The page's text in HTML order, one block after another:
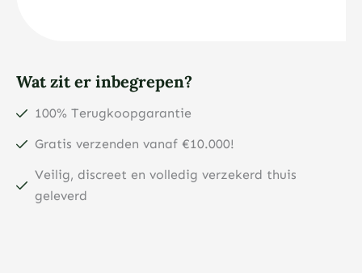
Wat zit er inbegrepen?
100% Terugkoopgarantie
Gratis verzenden vanaf €10.000!
Veilig, discreet en volledig verzekerd thuis
geleverd